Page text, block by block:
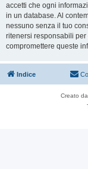
accetti che ogni
in un database. Al
nessuno senza il tuo
ritenersi responsabili
compromettere queste
Indice
Creato da